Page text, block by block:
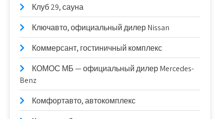
Клуб 29, сауна
Ключавто, официальный дилер Nissan
Коммерсант, гостиничный комплекс
КОМОС МБ — официальный дилер Mercedes-
Benz
Комфортавто, автокомплекс